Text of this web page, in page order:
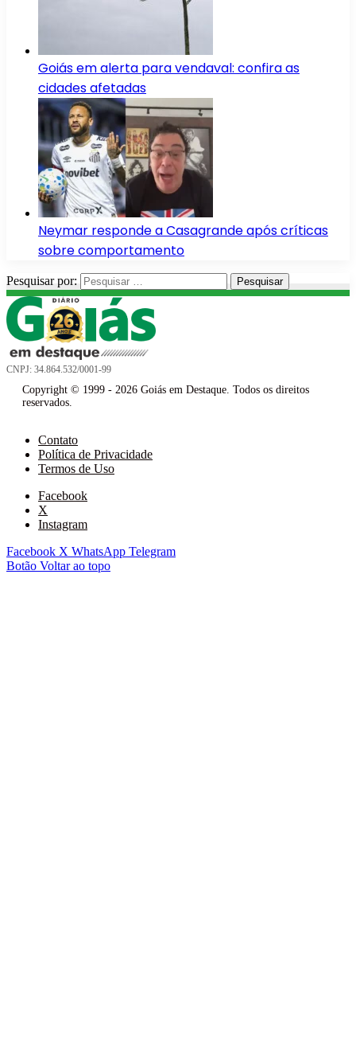
Goiás em alerta para vendaval: confira as
cidades afetadas
Neymar responde a Casagrande após críticas
sobre comportamento
Pesquisar por:
CNPJ: 34.864.532/0001-99
Copyright © 1999 - 2026 Goiás em Destaque. Todos os direitos
reservados.
Contato
Política de Privacidade
Termos de Uso
Facebook
X
Instagram
Facebook X WhatsApp Telegram
Botão Voltar ao topo